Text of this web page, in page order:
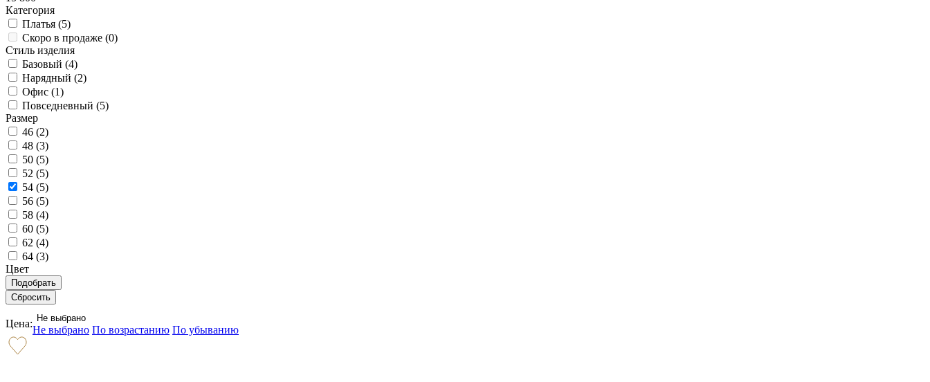
Категория
Платья (5)
Скоро в продаже (0)
Стиль изделия
Базовый (4)
Нарядный (2)
Офис (1)
Повседневный (5)
Размер
46 (2)
48 (3)
50 (5)
52 (5)
54 (5)
56 (5)
58 (4)
60 (5)
62 (4)
64 (3)
Цвет
Цена: Не выбрано
Не выбрано По возрастанию По убыванию